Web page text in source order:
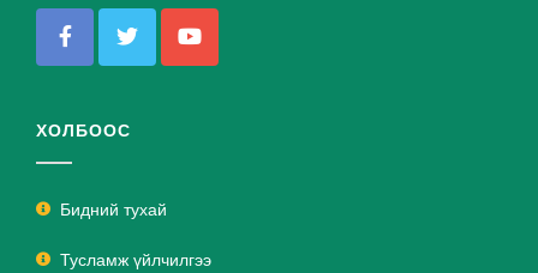
ХОЛБООС
Бидний тухай
Тусламж үйлчилгээ